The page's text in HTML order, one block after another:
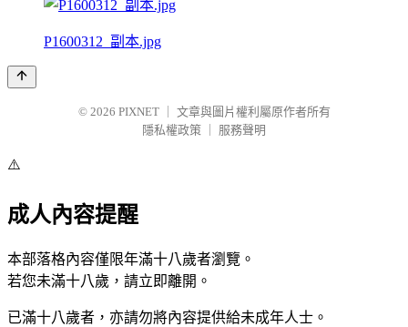
P1600312_副本.jpg
© 2026 PIXNET
文章與圖片權利屬原作者所有
隱私權政策
服務聲明
⚠️
成人內容提醒
本部落格內容僅限年滿十八歲者瀏覽。
若您未滿十八歲，請立即離開。
已滿十八歲者，亦請勿將內容提供給未成年人士。